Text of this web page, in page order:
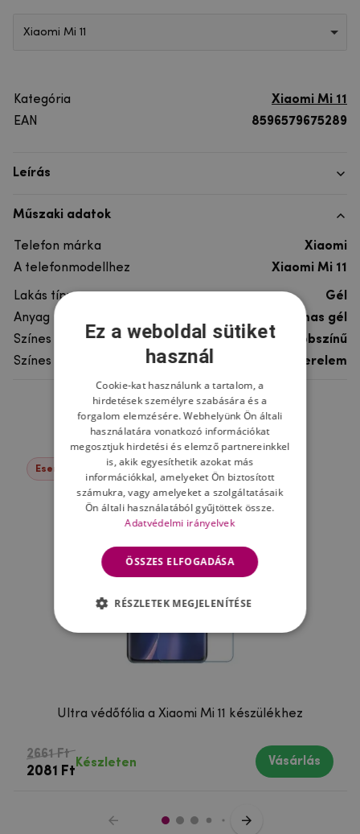
Xiaomi Mi 11
Kategória
Xiaomi Mi 11
EAN
8596579675289
Leírás
Műszaki adatok
Telefon márka
Xiaomi
A telefonmodellhez
Xiaomi Mi 11
Lakás típusa
Gél
Anyag
rugalmas gél
Színes
többszínű
Színes motívum
Szerelem
Ne felejtsd el
Események -22%
Ultra védőfólia a Xiaomi Mi 11 készülékhez
2661 Ft
2081 Ft
Készleten Vásárlás
Ez a weboldal sütiket
használ
Cookie-kat használunk a tartalom, a
hirdetések személyre szabására és a
forgalom elemzésére. Webhelyünk Ön általi
használatára vonatkozó információkat
megosztjuk hirdetési és elemző partnereinkkel
is, akik egyesíthetik azokat más
információkkal, amelyeket Ön biztosított
számukra, vagy amelyeket a szolgáltatásaik
Ön általi használatából gyűjtöttek össze.
Adatvédelmi irányelvek
ÖSSZES ELFOGADÁSA
RÉSZLETEK MEGJELENÍTÉSE